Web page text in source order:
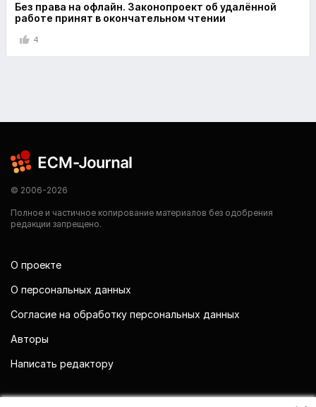
Без права на офлайн. Законопроект об удалённой
работе принят в окончательном чтении
4
© 2006-2026
Полное и частичное копирование материалов без одобрения
редакции запрещено.
О проекте
О персональных данных
Согласие на обработку персональных данных
Авторы
Написать редактору